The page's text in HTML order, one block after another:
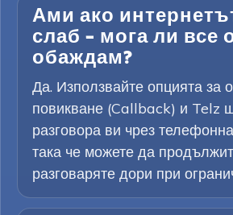
Ами ако
слаб – мога ли все
обаждам?
Да. Използвайте опцията за
повикване (Callback) и Telz
разговора ви чрез
така че можете да
разговаряте дори при